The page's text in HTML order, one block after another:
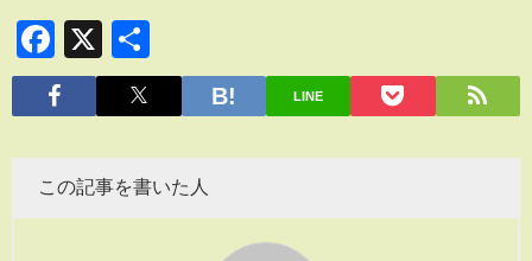
Facebook
X
有
LINE
この記事を書いた人